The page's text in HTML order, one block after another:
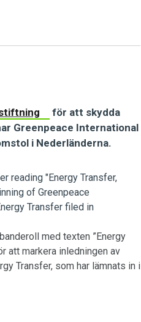
för att skydda
Greenpeace International
i Nederländerna.
med texten ”Energy
att markera inledningen av
Transfer, som har lämnats in i